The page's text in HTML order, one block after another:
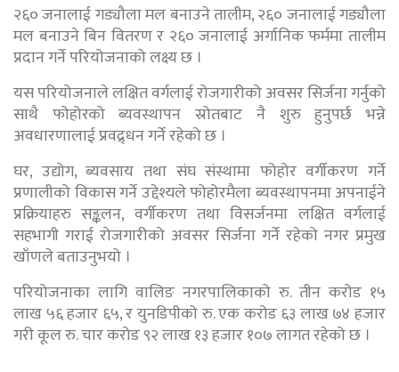
२६० जनालाई गड्यौला मल बनाउने तालीम, २६० जनालाई गड्यौला
मल बनाउने बिन वितरण र २६० जनालाई अर्गानिक फर्ममा तालीम
प्रदान गर्ने परियोजनाको लक्ष्य छ ।
यस परियोजनाले लक्षित वर्गलाई रोजगारीको अवसर सिर्जना गर्नुको
साथै फोहोरको ब्यवस्थापन स्रोतबाट नै शुरु हुनुपर्छ भन्ने
अवधारणालाई प्रवद्र्धन गर्ने रहेको छ ।
घर, उद्योग, ब्यवसाय तथा संघ संस्थामा फोहोर वर्गीकरण गर्ने
प्रणालीको विकास गर्ने उद्देश्यले फोहोरमैला ब्यवस्थापनमा अपनाईने
प्रक्रियाहरु सङ्कलन, वर्गीकरण तथा विसर्जनमा लक्षित वर्गलाई
सहभागी गराई रोजगारीको अवसर सिर्जना गर्ने रहेको नगर प्रमुख
खाँणले बताउनुभयो ।
परियोजनाका लागि वालिङ नगरपालिकाको रु. तीन करोड १५
लाख ५६ हजार ६५, र युनडिपीको रु. एक करोड ६३ लाख ७४ हजार
गरी कूल रु. चार करोड ९२ लाख १३ हजार १०७ लागत रहेको छ ।